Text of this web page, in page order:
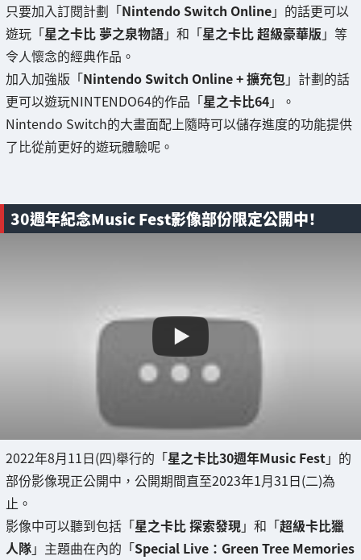
只要加入訂閱計劃「Nintendo Switch Online」的話更可以
遊玩「星之卡比 夢之泉物語」和「星之卡比 超級豪華版 」等
令人懷念的經典作品。
加入加強版「Nintendo Switch Online + 擴充包」計劃的話
更可以遊玩NINTENDO64的作品「星之卡比64」。
Nintendo Switch的大畫面配上隨時可以儲存進度的功能提供
了比從前更好的遊玩體驗呢。
30週年紀念Music Fest影像部份限定公開中！
2022年8月11日(四)舉行的「星之卡比30週年Music Fest」的
部份影像現正公開中，公開期間直至2023年1月31日(二)為
止。
影像中可以聽到包括「星之卡比 探索發現」和「超級卡比獵
人隊」主題曲在內的「Special Live：Green Tree Memories